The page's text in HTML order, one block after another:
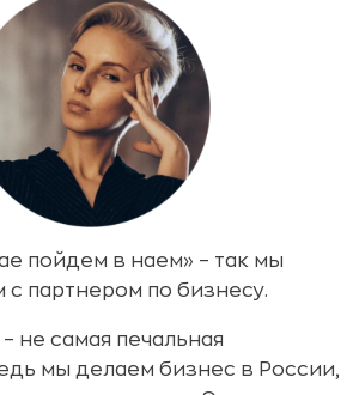
пойдем в наем» – так мы
с партнером по бизнесу.
не самая печальная
мы делаем бизнес в России,